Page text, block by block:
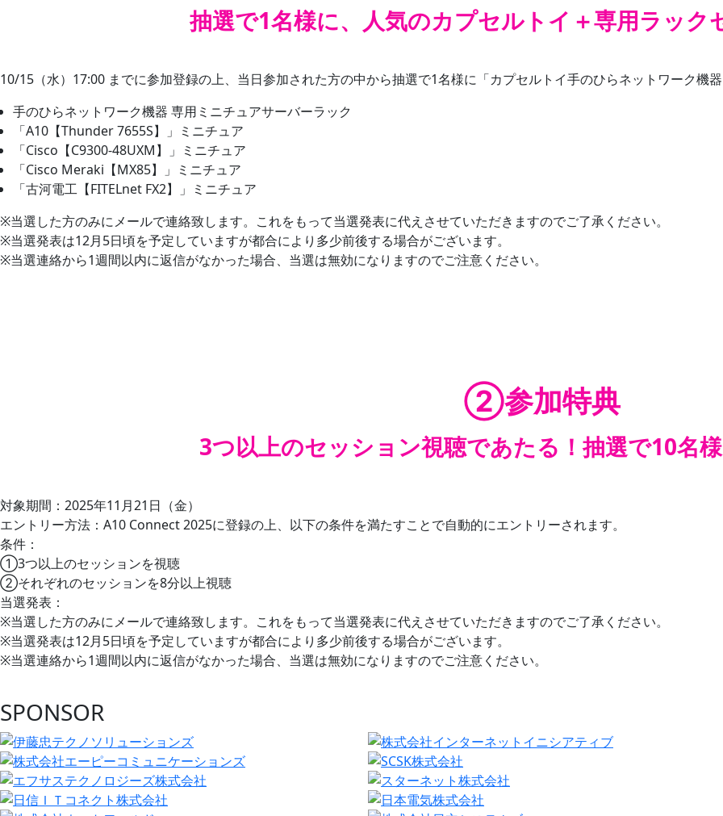
抽選で1名様に、人気のカプセルトイ＋専用ラック
10/15（水）17:00 までに参加登録の上、当日参加された方の中から抽選で1名様に「カプセルトイ手のひらネットワーク機
手のひらネットワーク機器 専用ミニチュアサーバーラック
「A10【Thunder 7655S】」ミニチュア
「Cisco【C9300-48UXM】」ミニチュア
「Cisco Meraki【MX85】」ミニチュア
「古河電工【FITELnet FX2】」ミニチュア
※当選した方のみにメールで連絡致します。これをもって当選発表に代えさせていただきますのでご了承ください。
※当選発表は12月5日頃を予定していますが都合により多少前後する場合がございます。
※当選連絡から1週間以内に返信がなかった場合、当選は無効になりますのでご注意ください。
②参加特典
3つ以上のセッション視聴であたる！抽選で10名
対象期間：2025年11月21日（金）
エントリー方法：A10 Connect 2025に登録の上、以下の条件を満たすことで自動的にエントリーされます。
条件：
①3つ以上のセッションを視聴
②それぞれのセッションを8分以上視聴
当選発表：
※当選した方のみにメールで連絡致します。これをもって当選発表に代えさせていただきますのでご了承ください。
※当選発表は12月5日頃を予定していますが都合により多少前後する場合がございます。
※当選連絡から1週間以内に返信がなかった場合、当選は無効になりますのでご注意ください。
SPONSOR